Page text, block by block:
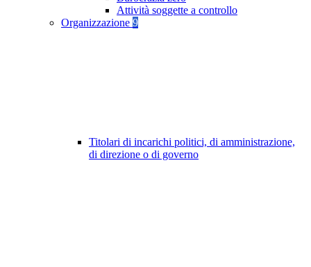
Attività soggette a controllo
Organizzazione 9
Titolari di incarichi politici, di amministrazione,
di direzione o di governo